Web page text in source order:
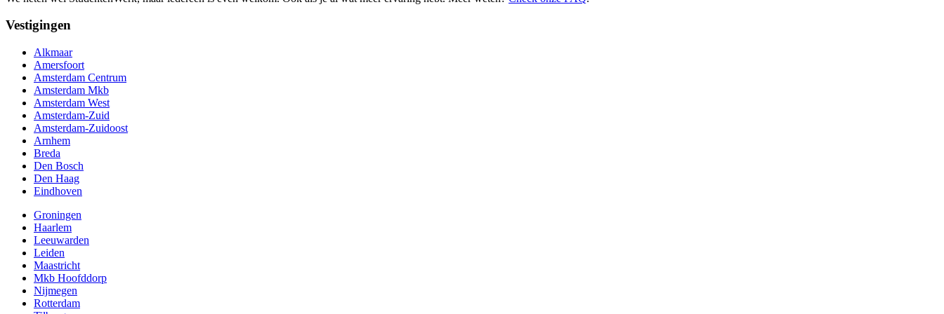
Vestigingen
Alkmaar
Amersfoort
Amsterdam Centrum
Amsterdam Mkb
Amsterdam West
Amsterdam-Zuid
Amsterdam-Zuidoost
Arnhem
Breda
Den Bosch
Den Haag
Eindhoven
Groningen
Haarlem
Leeuwarden
Leiden
Maastricht
Mkb Hoofddorp
Nijmegen
Rotterdam